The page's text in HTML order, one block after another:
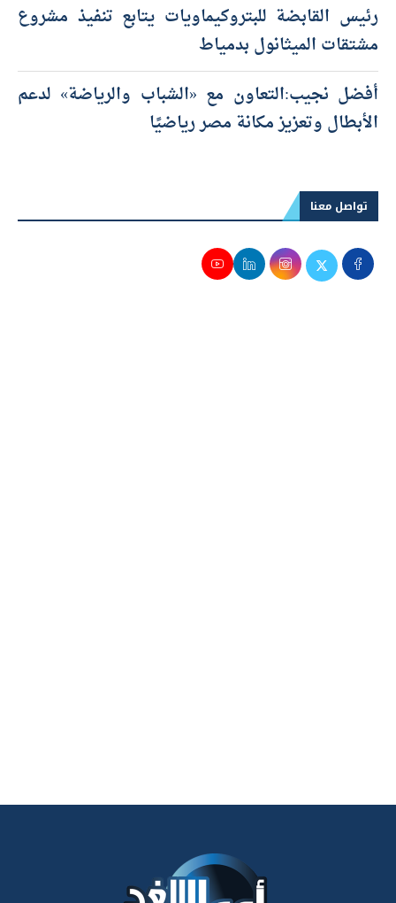
رئيس القابضة للبتروكيماويات يتابع تنفيذ مشروع
مشتقات الميثانول بدمياط
أفضل نجيب:التعاون مع «الشباب والرياضة» لدعم
الأبطال وتعزيز مكانة مصر رياضيًا
تواصل معنا